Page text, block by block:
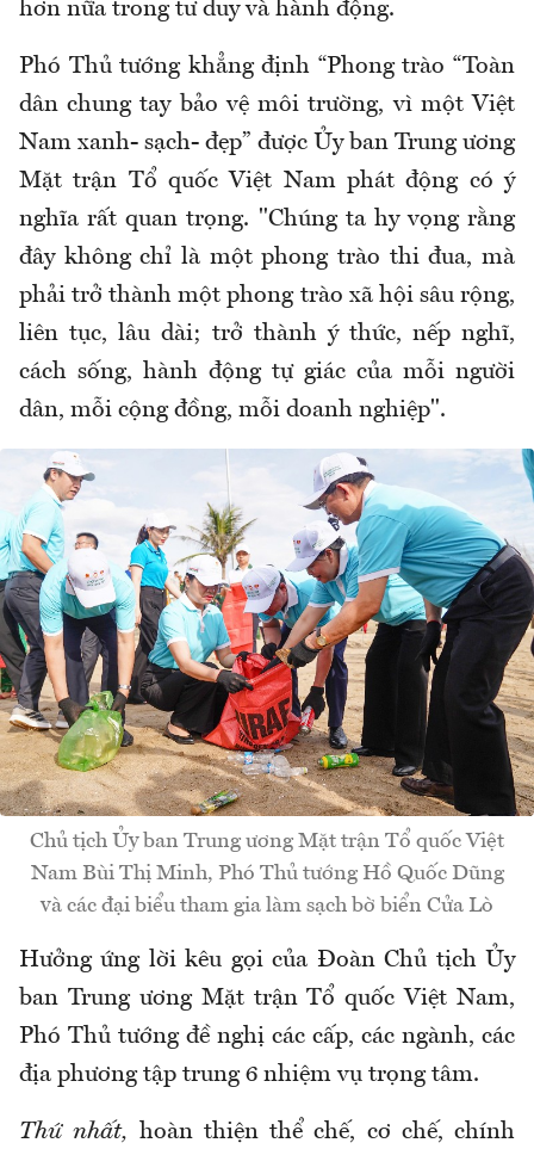
hơn nữa trong tư duy và hành động.
Phó Thủ tướng khẳng định “Phong trào “Toàn
dân chung tay bảo vệ môi trường, vì một Việt
Nam xanh- sạch- đẹp” được Ủy ban Trung ương
Mặt trận Tổ quốc Việt Nam phát động có ý
nghĩa rất quan trọng. "Chúng ta hy vọng rằng
đây không chỉ là một phong trào thi đua, mà
phải trở thành một phong trào xã hội sâu rộng,
liên tục, lâu dài; trở thành ý thức, nếp nghĩ,
cách sống, hành động tự giác của mỗi người
dân, mỗi cộng đồng, mỗi doanh nghiệp".
Chủ tịch Ủy ban Trung ương Mặt trận Tổ quốc Việt
Nam Bùi Thị Minh, Phó Thủ tướng Hồ Quốc Dũng
và các đại biểu tham gia làm sạch bờ biển Cửa Lò
Hưởng ứng lời kêu gọi của Đoàn Chủ tịch Ủy
ban Trung ương Mặt trận Tổ quốc Việt Nam,
Phó Thủ tướng đề nghị các cấp, các ngành, các
địa phương tập trung 6 nhiệm vụ trọng tâm.
Thứ nhất, hoàn thiện thể chế, cơ chế, chính